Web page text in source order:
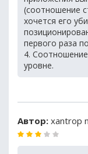
(соотношение
хочется его
первого раза
4.
уровне.
Автор: xantrop